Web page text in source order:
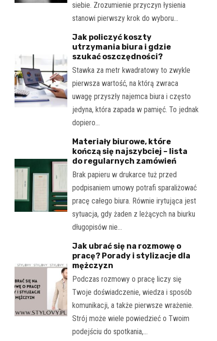
siebie. Zrozumienie przyczyn łysienia
stanowi pierwszy krok do wyboru…
Jak policzyć koszty
utrzymania biura i gdzie
szukać oszczędności?
Stawka za metr kwadratowy to zwykle
pierwsza wartość, na którą zwraca
uwagę przyszły najemca biura i często
jedyna, która zapada w pamięć. To jednak
dopiero…
Materiały biurowe, które
kończą się najszybciej – lista
do regularnych zamówień
Brak papieru w drukarce tuż przed
podpisaniem umowy potrafi sparaliżować
pracę całego biura. Równie irytująca jest
sytuacja, gdy żaden z leżących na biurku
długopisów nie…
Jak ubrać się na rozmowę o
pracę? Porady i stylizacje dla
mężczyzn
Podczas rozmowy o pracę liczy się
Twoje doświadczenie, wiedza i sposób
komunikacji, a także pierwsze wrażenie.
Strój może wiele powiedzieć o Twoim
podejściu do spotkania,…